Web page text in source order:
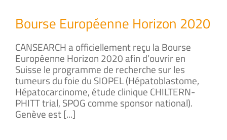
Bourse Européenne Horizon 2020
CANSEARCH a officiellement reçu la Bourse
Européenne Horizon 2020 afin d’ouvrir en
Suisse le programme de recherche sur les
tumeurs du foie du SIOPEL (Hépatoblastome,
Hépatocarcinome, étude clinique CHILTERN-
PHITT trial, SPOG comme sponsor national).
Genève est [...]